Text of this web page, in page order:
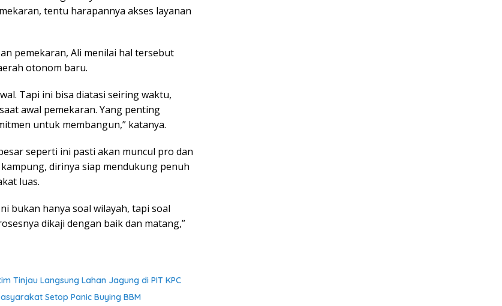
tentu harapannya akses layanan
pemekaran, Ali menilai hal tersebut
otonom baru.
Tapi ini bisa diatasi seiring waktu,
awal pemekaran. Yang penting
untuk membangun,” katanya.
seperti ini pasti akan muncul pro dan
dirinya siap mendukung penuh
luas.
bukan hanya soal wilayah, tapi soal
dikaji dengan baik dan matang,”
Tinjau Langsung Lahan Jagung di PIT KPC
Setop Panic Buying BBM